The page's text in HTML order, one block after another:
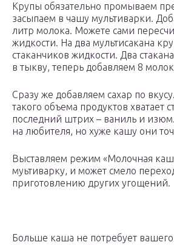
Крупы обязательно промываем
засыпаем в чашу мультиварки.
литр молока. Можете сами
жидкости. На два мультисакана
стаканчиков жидкости. Два
в тыкву, теперь добавляем 8
Сразу же добавляем сахар по
такого объема продуктов хватает
последний штрих – ваниль и
на любителя, но хуже кашу они
Выставляем режим «Молочная
муьтиварку, и может смело
приготовлению других угощений.
Больше каша не потребует вашего